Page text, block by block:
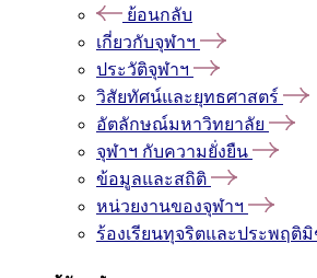
ย้อนกลับ
เกี่ยวกับจุฬาฯ
ประวัติจุฬาฯ
วิสัยทัศน์และยุทธศาสตร์
อัตลักษณ์มหาวิทยาลัย
จุฬาฯ กับความยั่งยืน
ข้อมูลและสถิติ
หน่วยงานของจุฬาฯ
ร้องเรียนทุจริตและประพฤติ